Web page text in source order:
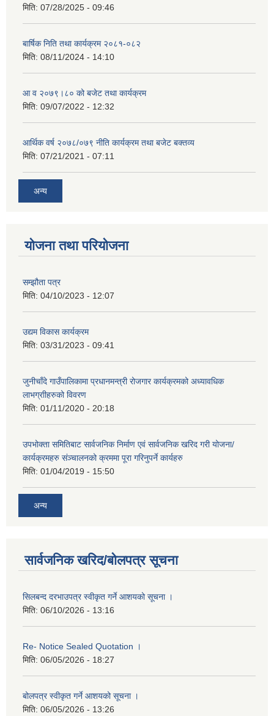
मिति: 07/28/2025 - 09:46
बार्षिक निति तथा कार्यक्रम २०८१-०८२
मिति: 08/11/2024 - 14:10
आ व २०७९।८० को बजेट तथा कार्यक्रम
मिति: 09/07/2022 - 12:32
आर्थिक वर्ष २०७८/०७९ नीति कार्यक्रम तथा बजेट बक्तव्य
मिति: 07/21/2021 - 07:11
अन्य
योजना तथा परियोजना
सम्झौता पत्र
मिति: 04/10/2023 - 12:07
उद्यम विकास कार्यक्रम
मिति: 03/31/2023 - 09:41
जुनीचाँदे गाउँपालिकामा प्रधानमन्‍त्री रोजगार कार्यक्रमको अध्यावधिक
लाभग्राीहरुको विवरण
मिति: 01/11/2020 - 20:18
उपभोक्ता समितिबाट सार्वजनिक निर्माण एवं सार्वजनिक खरिद गरी योजना/
कार्यक्रमहरु संञ्‍चालनको क्रममा पूरा गरिनुपर्ने कार्यहरु
मिति: 01/04/2019 - 15:50
अन्य
सार्वजनिक खरिद/बोलपत्र सूचना
सिलबन्द दरभाउपत्र स्वीकृत गर्ने आशयको सूचना ।
मिति: 06/10/2026 - 13:16
Re- Notice Sealed Quotation ।
मिति: 06/05/2026 - 18:27
बोलपत्र स्वीकृत गर्ने आशयको सूचना ।
मिति: 06/05/2026 - 13:26